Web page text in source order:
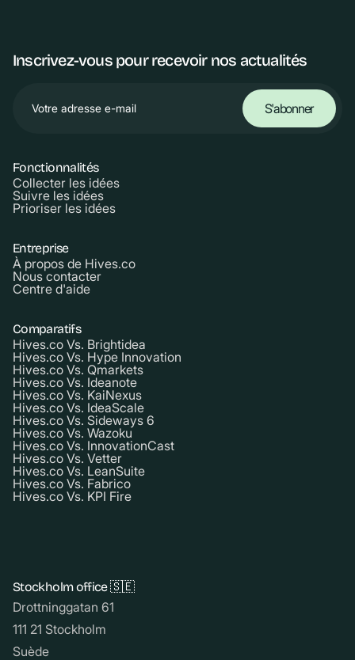
Inscrivez-vous pour recevoir nos actualités
Fonctionnalités
Collecter les idées
Suivre les idées
Prioriser les idées
Entreprise
À propos de Hives.co
Nous contacter
Centre d'aide
Comparatifs
Hives.co Vs. Brightidea
Hives.co Vs. Hype Innovation
Hives.co Vs. Qmarkets
Hives.co Vs. Ideanote
Hives.co Vs. KaiNexus
Hives.co Vs. IdeaScale
Hives.co Vs. Sideways 6
Hives.co Vs. Wazoku
Hives.co Vs. InnovationCast
Hives.co Vs. Vetter
Hives.co Vs. LeanSuite
Hives.co Vs. Fabrico
Hives.co Vs. KPI Fire
Stockholm office 🇸🇪
Drottninggatan 61
111 21 Stockholm
Suède